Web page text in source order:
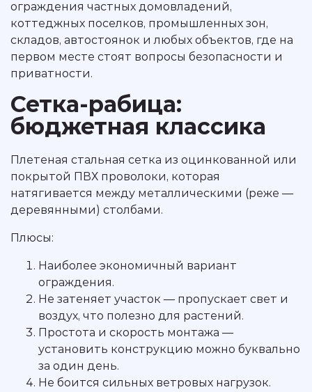
ограждения частных домовладений,
коттеджных поселков, промышленных зон,
складов, автостоянок и любых объектов, где на
первом месте стоят вопросы безопасности и
приватности.
Сетка-рабица:
бюджетная классика
Плетеная стальная сетка из оцинкованной или
покрытой ПВХ проволоки, которая
натягивается между металлическими (реже —
деревянными) столбами.
Плюсы:
Наиболее экономичный вариант
ограждения.
Не затеняет участок — пропускает свет и
воздух, что полезно для растений.
Простота и скорость монтажа —
установить конструкцию можно буквально
за один день.
Не боится сильных ветровых нагрузок.